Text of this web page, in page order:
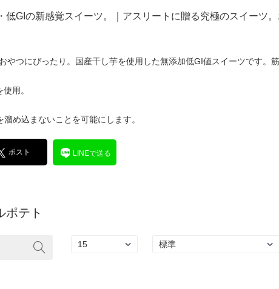
GIの新感覚スイーツ。｜アスリートに贈る究極のスイーツ
やつにぴったり。国産干し芋を使用した無添加低GI値スイーツです。
用。
め込まないことを可能にします。
ポスト LINEで送る
ポテト